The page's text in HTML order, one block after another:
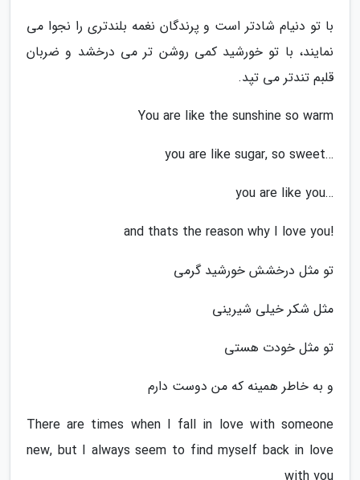
با تو دنیام شادتر است و پرندگان نغمه بلندتری را نجوا می
نمایند، با تو خورشید کمی روشن تر می درخشد و ضربان
قلبم تندتر می تپد.
You are like the sunshine so warm
…you are like sugar, so sweet
…you are like you
!and thats the reason why I love you
تو مثل درخشش خورشید گرمی
مثل شکر خیلی شیرینی
تو مثل خودت هستی
و به خاطر همینه که من دوست دارم
There are times when I fall in love with someone
new, but I always seem to find myself back in love